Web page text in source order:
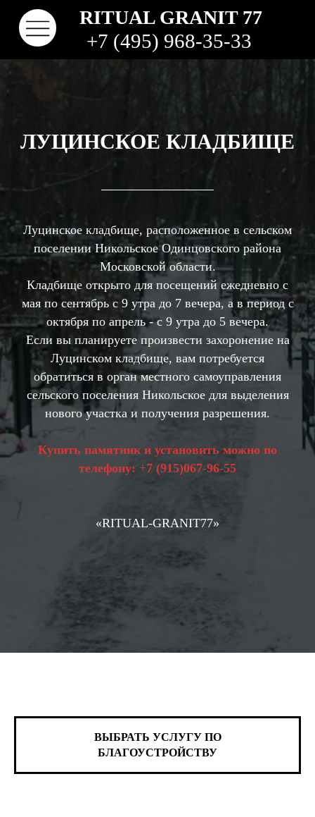
RITUAL GRANIT 77
РАБОТЫ
КЛАДБИЩА
КОНТАКТЫ
ВИДЫ ГРАНИТА
+7 (495) 968-35-33
ЛУЦИНСКОЕ КЛАДБИЩЕ
Луцинское кладбище, расположенное в сельском
поселении Никольское Одинцовского района
Московской области.
Кладбище открыто для посещений ежедневно с
мая по сентябрь с 9 утра до 7 вечера, а в период с
октября по апрель - с 9 утра до 5 вечера.
Если вы планируете произвести захоронение на
Луцинском кладбище, вам потребуется
обратиться в орган местного самоуправления
сельского поселения Никольское для выделения
нового участка и получения разрешения.
Купить памятник и установить можно по
телефону: +7 (915)067-96-55
«RIТUAL-GRANIT77»
ВЫБРАТЬ УСЛУГУ ПО
БЛАГОУСТРОЙСТВУ